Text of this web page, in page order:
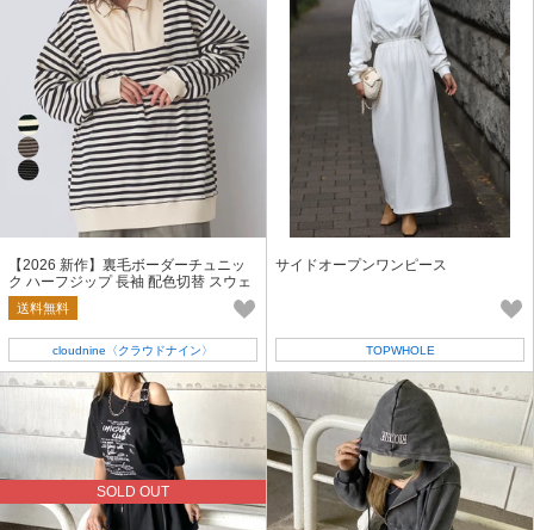
【2026 新作】裏毛ボーダーチュニッ
ク ハーフジップ 長袖 配色切替 スウェ
ット ゆったり
送料無料
cloudnine〈クラウドナイン〉
サイドオープンワンピース
TOPWHOLE
SOLD OUT